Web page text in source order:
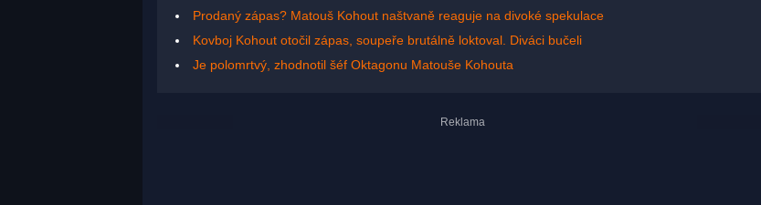
Prodaný zápas? Matouš Kohout naštvaně reaguje na divoké spekulace
Kovboj Kohout otočil zápas, soupeře brutálně loktoval. Diváci bučeli
Je polomrtvý, zhodnotil šéf Oktagonu Matouše Kohouta